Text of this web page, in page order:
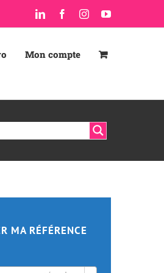
LinkedInFacebookInstagramYouTube
Mon compte
MA RÉFÉRENCE